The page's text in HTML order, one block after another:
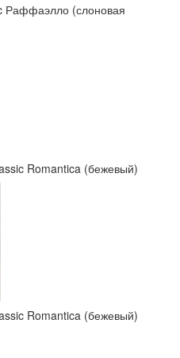
Раффаэлло (слоновая
Romantica (бежевый)
Romantica (бежевый)